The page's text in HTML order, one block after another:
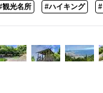
観光名所 #ハイキング